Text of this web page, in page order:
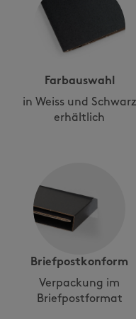
Farbauswahl
in Weiss und Schwarz
erhältlich
Briefpostkonform
Verpackung im
Briefpostformat